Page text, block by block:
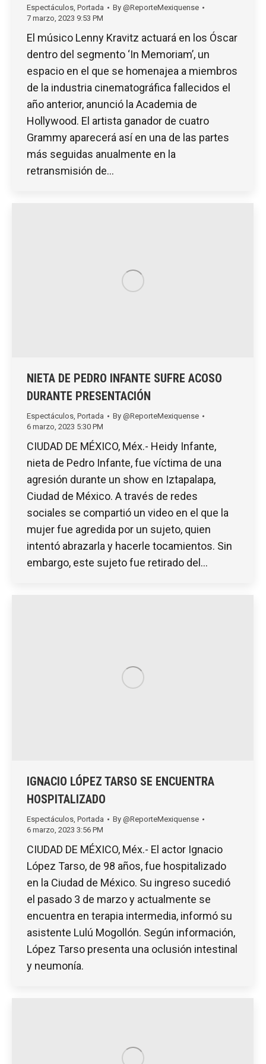
Espectáculos, Portada By @ReporteMexiquense
7 marzo, 2023 9:53 PM
El músico Lenny Kravitz actuará en los Óscar
dentro del segmento ‘In Memoriam’, un
espacio en el que se homenajea a miembros
de la industria cinematográfica fallecidos el
año anterior, anunció la Academia de
Hollywood. El artista ganador de cuatro
Grammy aparecerá así en una de las partes
más seguidas anualmente en la
retransmisión de…
NIETA DE PEDRO INFANTE SUFRE ACOSO
DURANTE PRESENTACIÓN
Espectáculos Portada By @ReporteMexiquense
6 marzo, 2023 5:30 PM
CIUDAD DE MÉXICO, Méx.- Heidy Infante,
nieta de Pedro Infante, fue víctima de una
agresión durante un show en Iztapalapa,
Ciudad de México. A través de redes
sociales se compartió un video en el que la
mujer fue agredida por un sujeto, quien
intentó abrazarla y hacerle tocamientos. Sin
embargo, este sujeto fue retirado del…
IGNACIO LÓPEZ TARSO SE ENCUENTRA
HOSPITALIZADO
Espectáculos, Portada By @ReporteMexiquense
6 marzo, 2023 3:56 PM
CIUDAD DE MÉXICO, Méx.- El actor Ignacio
López Tarso, de 98 años, fue hospitalizado
en la Ciudad de México. Su ingreso sucedió
el pasado 3 de marzo y actualmente se
encuentra en terapia intermedia, informó su
asistente Lulú Mogollón. Según información,
López Tarso presenta una oclusión intestinal
y neumonía.